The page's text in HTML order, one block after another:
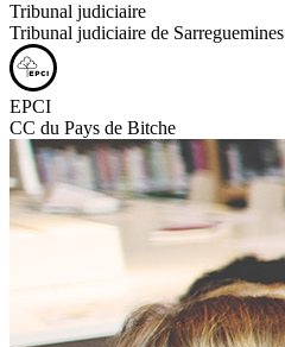
Tribunal judiciaire
Tribunal judiciaire de Sarreguemines
EPCI
CC du Pays de Bitche